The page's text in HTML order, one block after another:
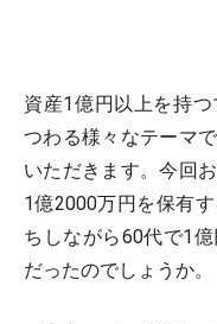
資産1億円以上を持
つわる様々なテーマ
いただきます。今回
1億2000万円を保有
ちしながら60代で1
だったのでしょうか。